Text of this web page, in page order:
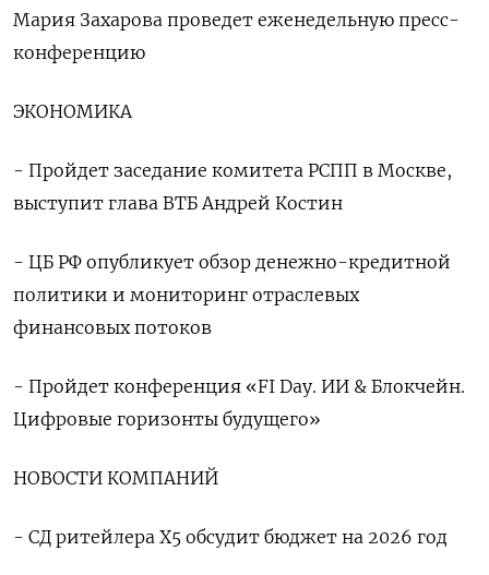
Мария Захарова проведет еженедельную пресс-
конференцию
ЭКОНОМИКА
- Пройдет заседание комитета РСПП в Москве,
выступит глава ВТБ Андрей Костин
- ЦБ РФ опубликует обзор денежно-кредитной
политики и мониторинг отраслевых
финансовых потоков
- Пройдет конференция «FI Day. ИИ & Блокчейн.
Цифровые горизонты будущего»
НОВОСТИ КОМПАНИЙ
- СД ритейлера X5 обсудит бюджет на 2026 год